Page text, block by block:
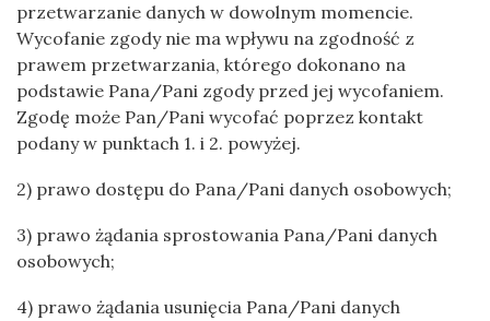
przetwarzanie danych w dowolnym momencie.
Wycofanie zgody nie ma wpływu na zgodność z
prawem przetwarzania, którego dokonano na
podstawie Pana/Pani zgody przed jej wycofaniem.
Zgodę może Pan/Pani wycofać poprzez kontakt
podany w punktach 1. i 2. powyżej.
2) prawo dostępu do Pana/Pani danych osobowych;
3) prawo żądania sprostowania Pana/Pani danych
osobowych;
4) prawo żądania usunięcia Pana/Pani danych